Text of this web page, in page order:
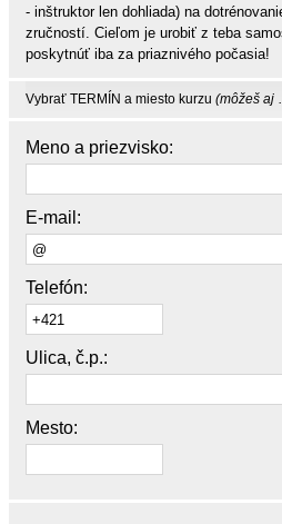
- inštruktor len dohliada) na
zručností. Cieľom je urobiť z teba
poskytnúť iba za priaznivého počasia!
Vybrať TERMÍN a miesto kurzu(môžeš aj
Meno a priezvisko:
E-mail:
Telefón:
Ulica, č.p.:
Mesto: